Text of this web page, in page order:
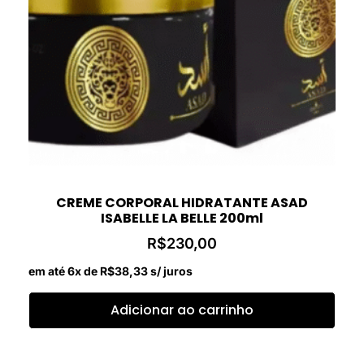
CREME CORPORAL HIDRATANTE ASAD
ISABELLE LA BELLE 200ml
R$230,00
em até 6x de R$38,33s/ juros
Adicionar ao carrinho